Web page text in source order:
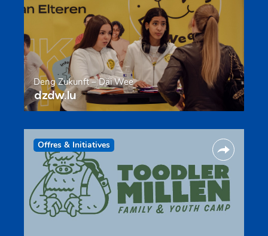
Deng Zukunft – Däi Wee
dzdw.lu
Offres & Initiatives